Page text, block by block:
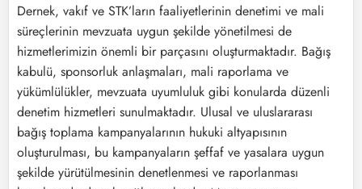
Dernek, vakıf ve STK’ların faaliyetlerinin denetimi ve mali
süreçlerinin mevzuata uygun şekilde yönetilmesi de
hizmetlerimizin önemli bir parçasını oluşturmaktadır. Bağış
kabulü, sponsorluk anlaşmaları, mali raporlama ve
yükümlülükler, mevzuata uyumluluk gibi konularda düzenli
denetim hizmetleri sunulmaktadır. Ulusal ve uluslararası
bağış toplama kampanyalarının hukuki altyapısının
oluşturulması, bu kampanyaların şeffaf ve yasalara uygun
şekilde yürütülmesinin denetlenmesi ve raporlanması